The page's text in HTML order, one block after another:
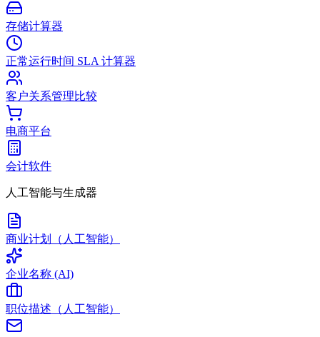
存储计算器
正常运行时间 SLA 计算器
客户关系管理比较
电商平台
会计软件
人工智能与生成器
商业计划（人工智能）
企业名称 (AI)
职位描述（人工智能）